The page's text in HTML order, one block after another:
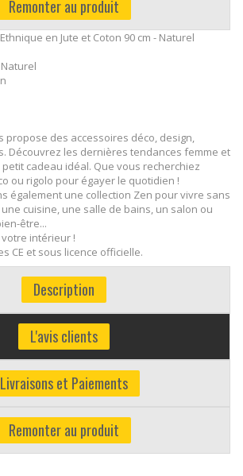
Remonter au produit
en Jute et Coton 90 cm - Naturel
propose des accessoires déco, design,
Découvrez les dernières tendances femme et
cadeau idéal. Que vous recherchiez
ou rigolo pour égayer le quotidien !
également une collection Zen pour vivre sans
cuisine, une salle de bains, un salon ou
être...
intérieur !
CE et sous licence officielle.
Description
L'avis clients
Livraisons et Paiements
Remonter au produit